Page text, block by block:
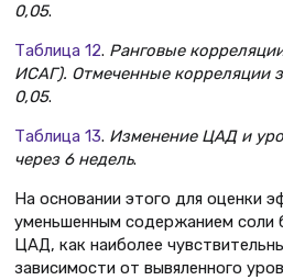
0,05.
Таблица 12. Ранговые
ИСАГ). Отмеченные корреляции
0,05.
Таблица 13. Изменение ЦАД и
через 6 недель.
На основании этого для оценки
уменьшенным содержанием соли
ЦАД, как наиболее
зависимости от вывяленного